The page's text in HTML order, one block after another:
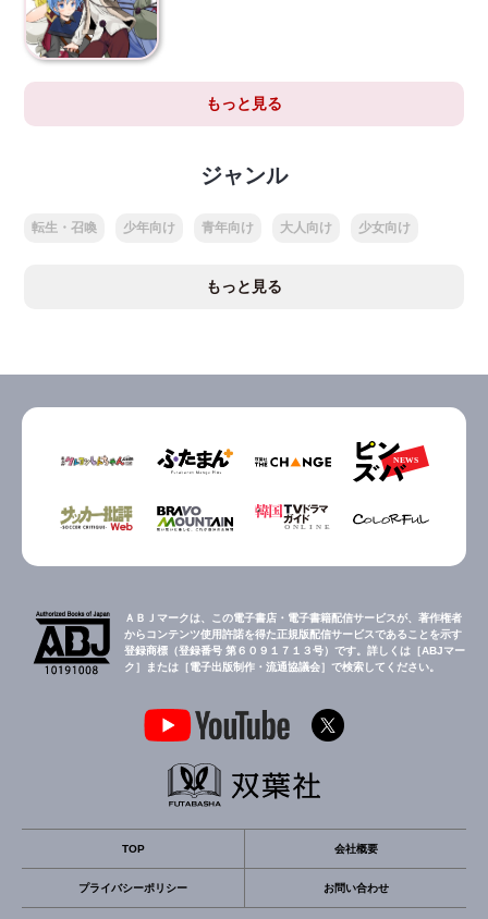
もっと見る
ジャンル
転生・召喚 少年向け 青年向け 大人向け 少女向け
もっと見る
ＡＢＪマークは、この電子書店・電子書籍配信サービスが、著作権者
からコンテンツ使用許諾を得た正規版配信サービスであることを示す
登録商標（登録番号 第６０９１７１３号）です。詳しくは［ABJマー
ク］または［電子出版制作・流通協議会］で検索してください。
TOP 会社概要
プライバシーポリシー お問い合わせ